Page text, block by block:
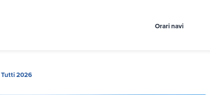
Orari navi
Tutti 2026